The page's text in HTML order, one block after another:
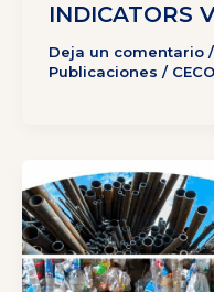
INDICATORS
Deja un comentario /
Publicaciones /